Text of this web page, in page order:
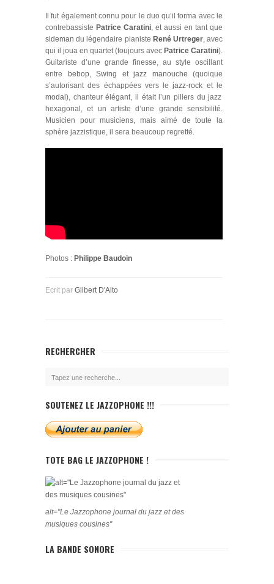
Il fut également connu pour le duo qu’il forma avec le
contrebassiste Patrice Caratini, et aussi en tant que
sideman du légendaire pianiste René Urtreger, avec
qui il joua en quartet (toujours avec Patrice Caratini).
Guitariste d’une grande finesse, au style oscillant
entre bebop, Swing et jazz manouche (quoique
s’autorisant des échappées vers le jazz-rock et le
modal ), chanteur élégant, il était l’un piliers du jazz
hexagonal, et un artiste d’une grande sensibilité.
Musicien pour musiciens, mais aimé de toute la
sphère jazzistique, il sera beaucoup regretté.
Photos : Philippe Baudoin
Ecrit par Gilbert D'Alto
RECHERCHER
SOUTENEZ LE JAZZOPHONE !!!
TOTE BAG LE JAZZOPHONE !
alt="Le Jazzophone journal du jazz et des
musiques cousines"
LA BANDE SONORE